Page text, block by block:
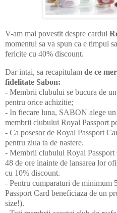
V-am mai povestit despre cardul
momentul sa va spun ca e timpul
fericite cu 40% discount.
Dar intai, sa recapitulam de ce
fidelitate Sabon:
- Membrii clubului se bucura de
pentru orice achizitie;
- In fiecare luna, SABON alege
membrii clubului Royal Passport
- Ca posesor de Royal Passport
pentru ziua ta de nastere.
- Membrii clubului Royal Passport
48 de ore inainte de lansarea lor
cu 10% discount.
- Pentru cumparaturi de minimum
Passport Card beneficiaza de un
size!).